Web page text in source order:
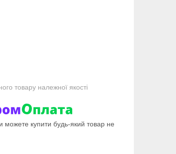
товару належної якості
можете купити будь-який товар не